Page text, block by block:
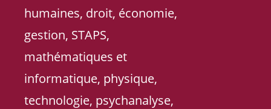
humaines, droit, économie,
gestion, STAPS,
mathématiques et
informatique, physique,
technologie, psychanalyse,